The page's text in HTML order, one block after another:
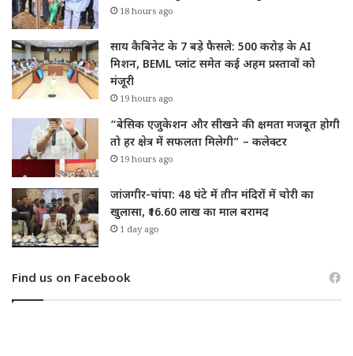
18 hours ago
साय कैबिनेट के 7 बड़े फैसले: 500 करोड़ के AI
मिशन, BEML प्लांट समेत कई अहम प्रस्तावों को
मंजूरी
19 hours ago
“बेसिक एजुकेशन और सीखने की क्षमता मजबूत होगी
तो हर क्षेत्र में सफलता मिलेगी” – कलेक्टर
19 hours ago
जांजगीर-चांपा: 48 घंटे में तीन मंदिरों में चोरी का
खुलासा, ₹16.60 लाख का माल बरामद
1 day ago
Find us on Facebook